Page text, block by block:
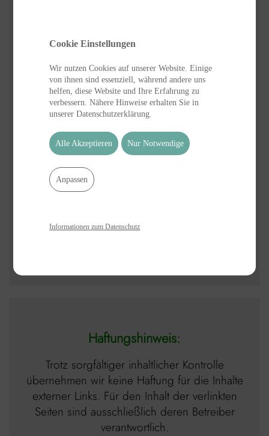
Metnitzer & Co KG
Ing. Gert Metnitzer
Triebendorf 51
A-8850 Murau
E-mail:office@metnitzer.at
UID: ATU 294 23102
Haftungshinweis:
Trotz sorgfältiger inhaltlicher Kontrolle
übernehmen wir keine Haftung für die Inhalte
externer Links. Für den Inhalt der verlinkten
Seiten sind ausschließlich deren Betreiber
verantwortlich.
Cookie Einstellungen
Wir nutzen Cookies auf unserer Website. Einige
von ihnen sind essenziell, während andere uns
helfen, diese Website und Ihre Erfahrung zu
verbessern. Nähere Hinweise erhalten Sie in
unserer Datenschutzerklärung.
Alle Akzeptieren Nur Notwendige
Anpassen
Informationen zum Datenschutz